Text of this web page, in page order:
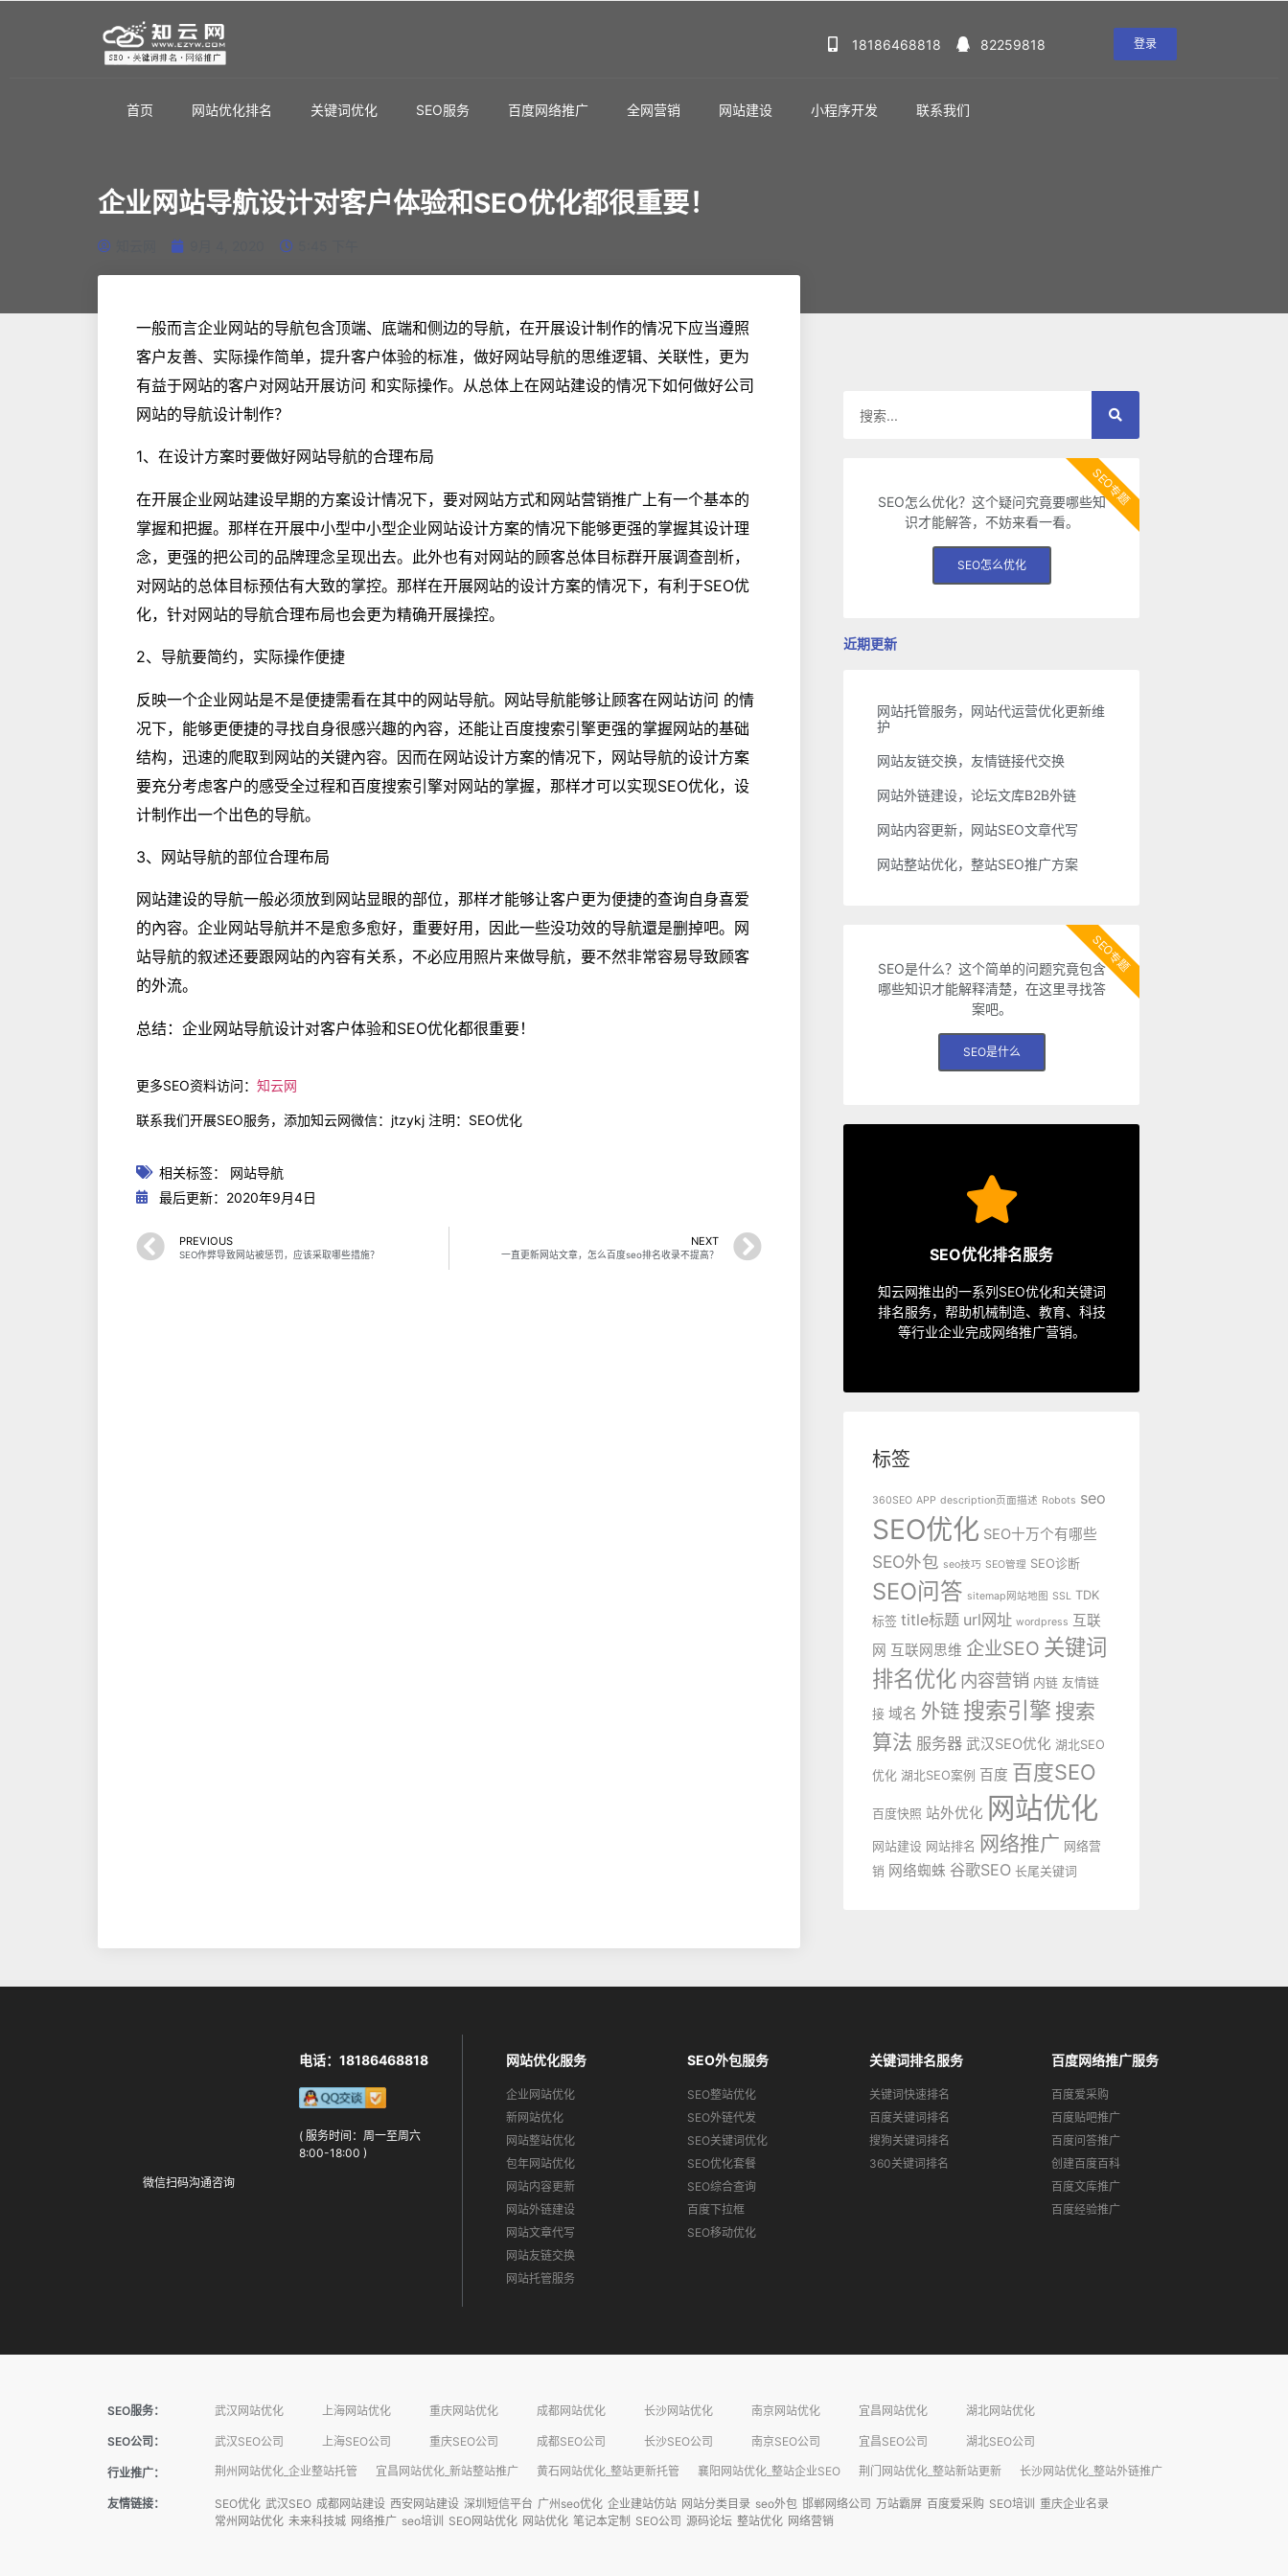
18186468818 82259818 登录
首页 网站优化排名 关键词优化 SEO服务 百度网络推广 全网营销 网站建设 小程序开发 联系我们
企业网站导航设计对客户体验和SEO优化都很重要！
一般而言企业网站的导航包含顶端、底端和侧边的导航，在开展设计制作的情况下应当遵照
客户友善、实际操作简单，提升客户体验的标准，做好网站导航的思维逻辑、关联性，更为
有益于网站的客户对网站开展访问 和实际操作。从总体上在网站建设的情况下如何做好公司
网站的导航设计制作？
1、在设计方案时要做好网站导航的合理布局
在开展企业网站建设早期的方案设计情况下，要对网站方式和网站营销推广上有一个基本的
掌握和把握。那样在开展中小型中小型企业网站设计方案的情况下能够更强的掌握其设计理
念，更强的把公司的品牌理念呈现出去。此外也有对网站的顾客总体目标群开展调查剖析，
对网站的总体目标预估有大致的掌控。那样在开展网站的设计方案的情况下，有利于SEO优
化，针对网站的导航合理布局也会更为精确开展操控。
2、导航要简约，实际操作便捷
反映一个企业网站是不是便捷需看在其中的网站导航。网站导航能够让顾客在网站访问 的情
况下，能够更便捷的寻找自身很感兴趣的內容，还能让百度搜索引擎更强的掌握网站的基础
结构，迅速的爬取到网站的关键內容。因而在网站设计方案的情况下，网站导航的设计方案
要充分考虑客户的感受全过程和百度搜索引擎对网站的掌握，那样才可以实现SEO优化，设
计制作出一个出色的导航。
3、网站导航的部位合理布局
网站建设的导航一般必须放到网站显眼的部位，那样才能够让客户更为便捷的查询自身喜爱
的內容。企业网站导航并不是愈多愈好，重要好用，因此一些没功效的导航還是删掉吧。网
站导航的叙述还要跟网站的內容有关系，不必应用照片来做导航，要不然非常容易导致顾客
的外流。
总结：企业网站导航设计对客户体验和SEO优化都很重要！
更多SEO资料访问： 知云网
联系我们开展SEO服务，添加知云网微信：jtzykj 注明：SEO优化
相关标签：
网站导航
最后更新：2020年9月4日
PREVIOUS
SEO作弊导致网站被惩罚，应该采取哪些措施？
NEXT
一直更新网站文章，怎么百度seo排名收录不提高？
SEO怎么优化？这个疑问究竟要哪些知
识才能解答，不妨来看一看。
SEO怎么优化
SEO专题
近期更新
网站托管服务，网站代运营优化更新维
护
网站友链交换，友情链接代交换
网站外链建设，论坛文库B2B外链
网站内容更新，网站SEO文章代写
网站整站优化，整站SEO推广方案
SEO是什么？这个简单的问题究竟包含
哪些知识才能解释清楚，在这里寻找答
案吧。
SEO是什么
SEO专题
SEO优化排名服务
知云网推出的一系列SEO优化和关键词
排名服务，帮助机械制造、教育、科技
等行业企业完成网络推广营销。
SEO服务中心
指定关键词优化、整站优化、SEO套
从容应对各种优化需求。
SEO服务
标签
360SEO APP description页面描述 Robots seo
SEO优化 SEO十万个有哪些
SEO外包 seo技巧 SEO管理 SEO诊断
SEO问答 sitemap网站地图 SSL TDK
标签 title标题 url网址 wordpress 互联
网 互联网思维 企业SEO 关键词
排名优化 内容营销 内链 友情链
接 域名 外链 搜索引擎 搜索
算法 服务器 武汉SEO优化 湖北SEO
优化 湖北SEO案例 百度 百度SEO
百度快照 站外优化 网站优化
网站建设 网站排名 网络推广 网络营
销 网络蜘蛛 谷歌SEO 长尾关键词
微信扫码沟通咨询
电话：18186468818
( 服务时间：周一至周六
8:00-18:00 )
网站优化服务
企业网站优化
新网站优化
网站整站优化
包年网站优化
网站内容更新
网站外链建设
网站文章代写
网站友链交换
网站托管服务
SEO外包服务
SEO整站优化
SEO外链代发
SEO关键词优化
SEO优化套餐
SEO综合查询
百度下拉框
SEO移动优化
关键词排名服务
关键词快速排名
百度关键词排名
搜狗关键词排名
360关键词排名
百度网络推广服务
百度爱采购
百度贴吧推广
百度问答推广
创建百度百科
百度文库推广
百度经验推广
SEO服务： 武汉网站优化 上海网站优化 重庆网站优化 成都网站优化 长沙网站优化 南京网站优化 宜昌网站优化 湖北网站优化
SEO公司： 武汉SEO公司 上海SEO公司 重庆SEO公司 成都SEO公司 长沙SEO公司 南京SEO公司 宜昌SEO公司 湖北SEO公司
行业推广： 荆州网站优化_企业整站托管 宜昌网站优化_新站整站推广​ 黄石网站优化_整站更新托管​ 襄阳网站优化_整站企业SEO​ 荆门网站优化_整站新站更新 长沙网站优化_整站外链推广​
友情链接： SEO优化 武汉SEO 成都网站建设 西安网站建设 深圳短信平台 广州seo优化 企业建站仿站 网站分类目录 seo外包 邯郸网络公司 万站霸屏 百度爱采购 SEO培训 重庆企业名录
常州网站优化 未来科技城 网络推广 seo培训 SEO网站优化 网站优化 笔记本定制 SEO公司 源码论坛 整站优化 网络营销